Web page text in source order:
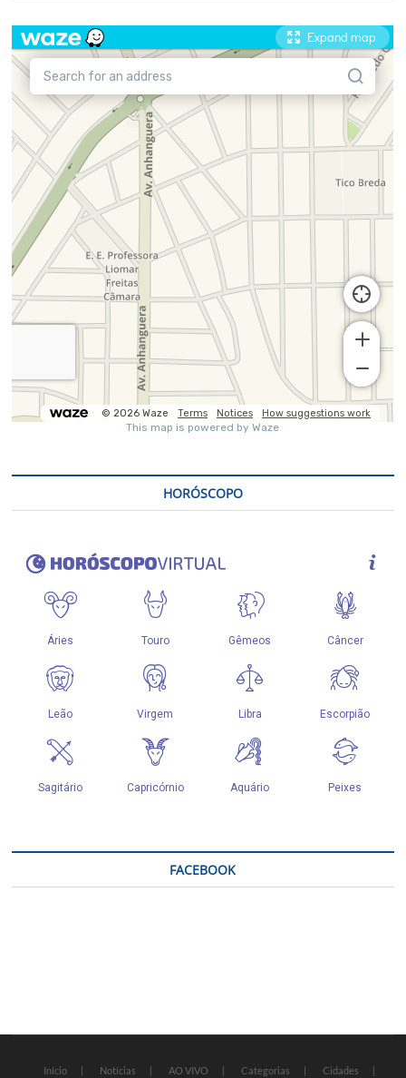
HORÓSCOPO
FACEBOOK
Início Notícias AO VIVO Categorias Cidades